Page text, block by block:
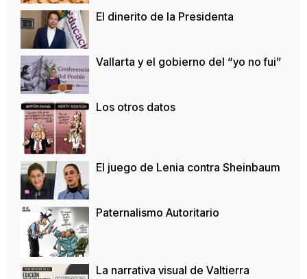
El dinerito de la Presidenta
Vallarta y el gobierno del “yo no fui”
Los otros datos
El juego de Lenia contra Sheinbaum
Paternalismo Autoritario
La narrativa visual de Valtierra